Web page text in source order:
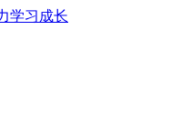
学习成长